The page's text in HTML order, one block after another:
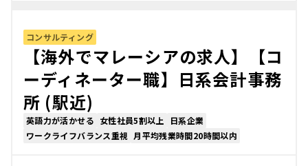
コンサルティング
【海外でマレーシアの求人】【コ
ーディネーター職】日系会計事務
所 (駅近)
英語力が活かせる 女性社員5割以上
日系企業
ワークライフバランス重視 月平均残業時間20時間以内